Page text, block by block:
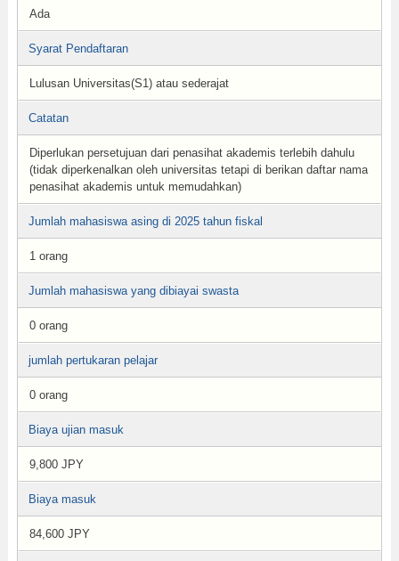
Ada
Syarat Pendaftaran
Lulusan Universitas(S1) atau sederajat
Catatan
Diperlukan persetujuan dari penasihat akademis terlebih dahulu
(tidak diperkenalkan oleh universitas tetapi di berikan daftar nama
penasihat akademis untuk memudahkan)
Jumlah mahasiswa asing di 2025 tahun fiskal
1 orang
Jumlah mahasiswa yang dibiayai swasta
0 orang
jumlah pertukaran pelajar
0 orang
Biaya ujian masuk
9,800 JPY
Biaya masuk
84,600 JPY